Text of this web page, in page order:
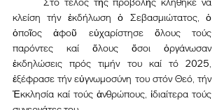
κλείση τήν ἐκδήλωση ὁ Σεβασμιώτατος, ὁ
ὁποῖος ἀφοῦ εὐχαρίστησε ὅλους τούς
παρόντες καί ὅλους ὅσοι ὀργάνωσαν
ἐκδηλώσεις πρός τιμήν του καί τό 2025,
ἐξέφρασε τήν εὐγνωμοσύνη του στόν Θεό, τήν
Ἐκκλησία καί τούς ἀνθρώπους, ἰδιαίτερα τούς